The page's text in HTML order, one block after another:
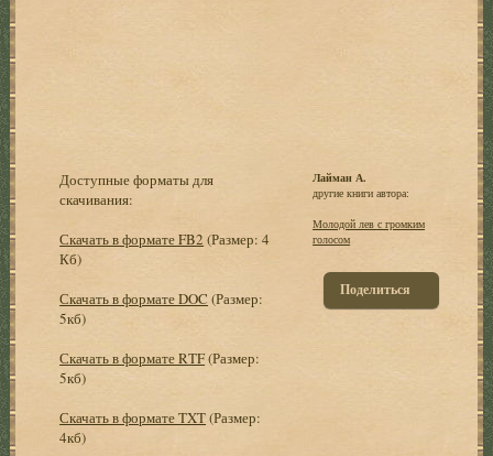
Доступные форматы для
скачивания:
Скачать в формате FB2 (Размер: 4
Кб)
Скачать в формате DOC (Размер:
5кб)
Скачать в формате RTF(Размер:
5кб)
Скачать в формате TXT(Размер:
4кб)
Лайман А.
другие книги автора:
Молодой лев с громким
голосом
Поделиться